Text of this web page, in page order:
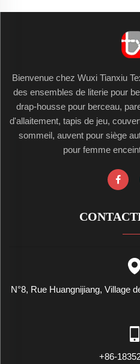
Bienvenue chez Wuxi Tianxiu
des ensembles de literie pour
drap-housse pour berceau,
d'allaitement, tapis de jeu,
sommeil, auvent pour siège
pour femme
N°8, Rue Huangnijiang, Village
+86-